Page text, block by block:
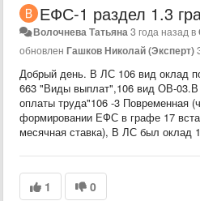
ЕФС-1 раздел 1.3
Волочнева Татьяна 3 года назад в
обновлен Гашков Николай (Эксперт)
Добрый день. В ЛС 106 вид оклад
663 "Виды выплат",106 вид ОВ-03.В
оплаты труда"106 -3 Повременная
формировании ЕФС в графе 17
месячная ставка), В ЛС был оклад
1 0